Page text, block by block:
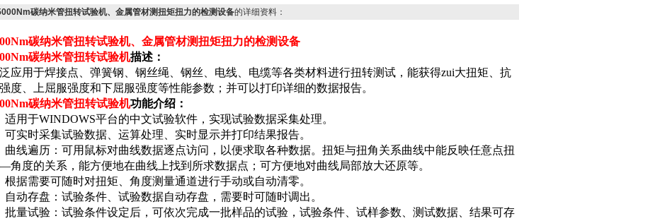
碳纳米管扭转试验机、金属管材测扭矩扭力的检测设备的详细资料：
碳纳米管扭转试验机、金属管材测扭矩扭力的检测设备
碳纳米管扭转试验机描述：
应用于焊接点、弹簧钢、钢丝绳、钢丝、电线、电缆等各类材料进行扭转测试，能获得zui大扭矩、抗
度、上屈服强度和下屈服强度等性能参数；并可以打印详细的数据报告。
碳纳米管扭转试验机功能介绍：
适用于WINDOWS平台的中文试验软件，实现试验数据采集处理。
可实时采集试验数据、运算处理、实时显示并打印结果报告。
曲线遍历：可用鼠标对曲线数据逐点访问，以便求取各种数据。扭矩与扭角关系曲线中能反映任意点扭
角度的关系，能方便地在曲线上找到所求数据点；可方便地对曲线局部放大还原等。
根据需要可随时对扭矩、角度测量通道进行手动或自动清零。
自动存盘：试验条件、试验数据自动存盘，需要时可随时调出。
批量试验：试验条件设定后，可依次完成一批样品的试验，试验条件、试样参数、测试数据、结果可存